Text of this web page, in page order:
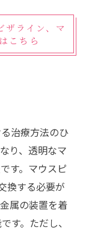
ライン、マ
こちら
治療方法のひ
り、透明なマ
す。マウスピ
換する必要が
属の装置を着
す。ただし、